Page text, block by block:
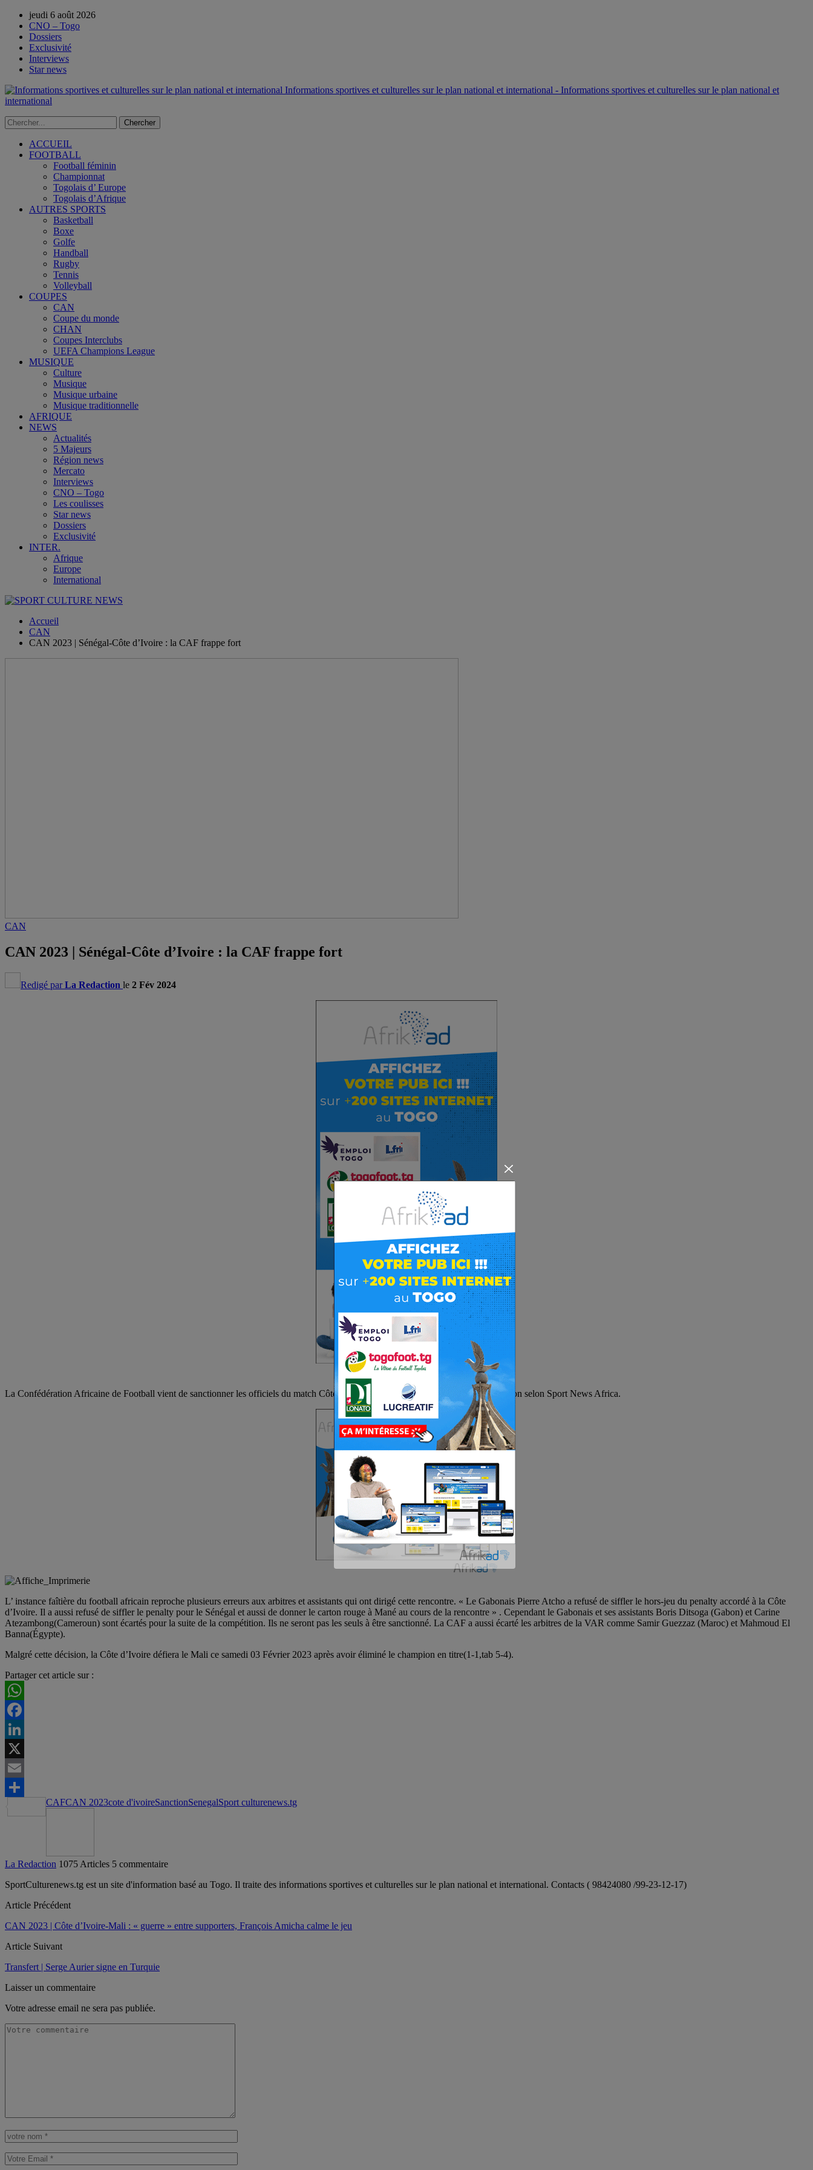
jeudi 6 août 2026
CNO – Togo
Dossiers
Exclusivité
Interviews
Star news
Informations sportives et culturelles sur le plan national et international - Informations sportives et culturelles sur le plan national et
international
ACCUEIL
FOOTBALL
Football féminin
Championnat
Togolais d’ Europe
Togolais d’Afrique
AUTRES SPORTS
Basketball
Boxe
Golfe
Handball
Rugby
Tennis
Volleyball
COUPES
CAN
Coupe du monde
CHAN
Coupes Interclubs
UEFA Champions League
MUSIQUE
Culture
Musique
Musique urbaine
Musique traditionnelle
AFRIQUE
NEWS
Actualités
5 Majeurs
Région news
Mercato
Interviews
CNO – Togo
Les coulisses
Star news
Dossiers
Exclusivité
INTER.
Afrique
Europe
International
Accueil
CAN
CAN 2023 | Sénégal-Côte d’Ivoire : la CAF frappe fort
CAN
CAN 2023 | Sénégal-Côte d’Ivoire : la CAF frappe fort
Redigé par La Redaction le 2 Fév 2024
La Confédération Africaine de Football vient de sanctionner les officiels du match Côte d’Ivoire- Sénégal pour la suite de la compétition selon Sport News Africa.
L’ instance faîtière du football africain reproche plusieurs erreurs aux arbitres et assistants qui ont dirigé cette rencontre. « Le Gabonais Pierre Atcho a refusé de siffler le hors-jeu du penalty accordé à la Côte
d’Ivoire. Il a aussi refusé de siffler le penalty pour le Sénégal et aussi de donner le carton rouge à Mané au cours de la rencontre » . Cependant le Gabonais et ses assistants Boris Ditsoga (Gabon) et Carine
Atezambong(Cameroun) sont écartés pour la suite de la compétition. Ils ne seront pas les seuls à être sanctionné. La CAF a aussi écarté les arbitres de la VAR comme Samir Guezzaz (Maroc) et Mahmoud El
Banna(Égypte).
Malgré cette décision, la Côte d’Ivoire défiera le Mali ce samedi 03 Février 2023 après avoir éliminé le champion en titre(1-1,tab 5-4).
Partager cet article sur :
WhatsApp
Facebook
LinkedIn
X
Email
Partager
CAFCAN 2023cote d'ivoireSanctionSenegalSport culturenews.tg
La Redaction 1075 Articles 5 commentaire
SportCulturenews.tg est un site d'information basé au Togo. Il traite des informations sportives et culturelles sur le plan national et international. Contacts ( 98424080 /99-23-12-17)
Article Précédent
CAN 2023 | Côte d’Ivoire-Mali : « guerre » entre supporters, François Amicha calme le jeu
Article Suivant
Transfert | Serge Aurier signe en Turquie
Laisser un commentaire
Votre adresse email ne sera pas publiée.